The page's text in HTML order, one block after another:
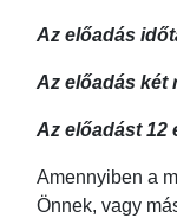
Az előadás
Az előadás két
Az előadást 12
Amennyiben a
Önnek, vagy